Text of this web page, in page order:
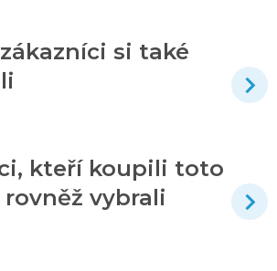
si také
kteří koupili toto
rovněž vybrali